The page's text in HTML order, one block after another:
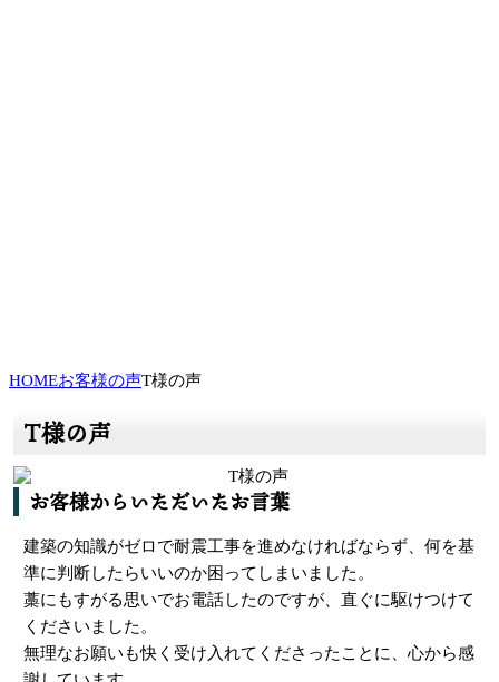
HOMEお客様の声T様の声
T様の声
お客様からいただいたお言葉
建築の知識がゼロで耐震工事を進めなければならず、何を基
準に判断したらいいのか困ってしまいました。
藁にもすがる思いでお電話したのですが、直ぐに駆けつけて
くださいました。
無理なお願いも快く受け入れてくださったことに、心から感